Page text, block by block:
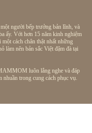
người bếp trưởng bản lĩnh, và
ấy. Với hơn 15 năm kinh nghiệm
cách chân thật nhất những
làm nên bản sắc Việt đậm đà tại
luôn lắng nghe và đáp
nhuần trong cung cách phục vụ.